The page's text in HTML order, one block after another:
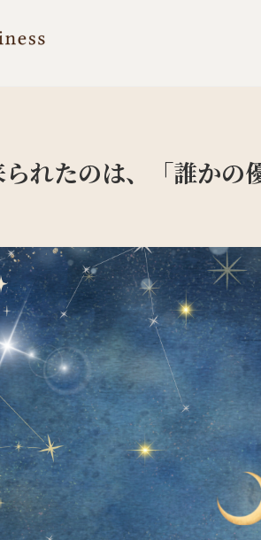
られたのは、「誰かの